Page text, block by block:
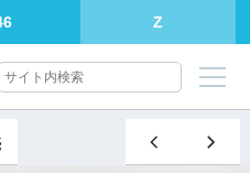
Z